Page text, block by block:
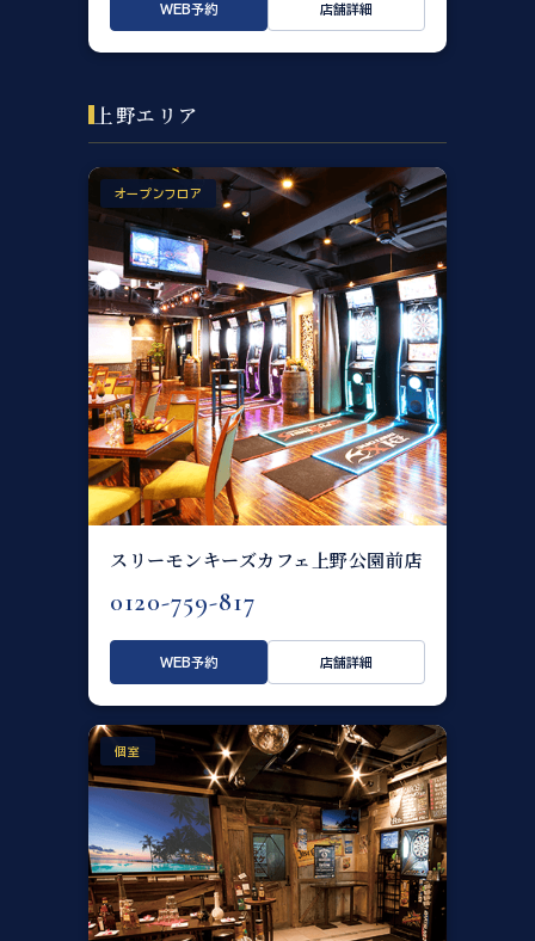
WEB予約 店舗詳細
上野エリア
オープンフロア
スリーモンキーズカフェ上野公園前店
0120-759-817
WEB予約 店舗詳細
個室